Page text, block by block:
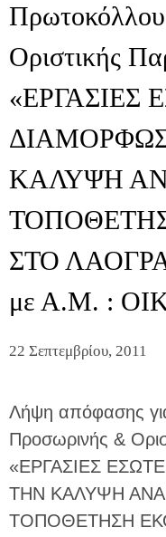
Οριστικής
«ΕΡΓΑΣΙΕΣ
ΚΑΛΥΨΗ
ΣΤΟ
με Α.Μ. :
22 Σεπτεμβρίου, 2011
Λήψη απόφασης
Προσωρινής &
«ΕΡΓΑΣΙΕΣ
ΤΗΝ ΚΑΛΥΨΗ
ΤΟΠΟΘΕΤΗΣΗ